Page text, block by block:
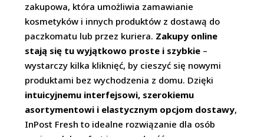
zakupowa, która umożliwia zamawianie
kosmetyków i innych produktów z dostawą do
paczkomatu lub przez kuriera. Zakupy online
stają się tu wyjątkowo proste i szybkie –
wystarczy kilka kliknięć, by cieszyć się nowymi
produktami bez wychodzenia z domu. Dzięki
intuicyjnemu interfejsowi, szerokiemu
asortymentowi i elastycznym opcjom dostawy,
InPost Fresh to idealne rozwiązanie dla osób